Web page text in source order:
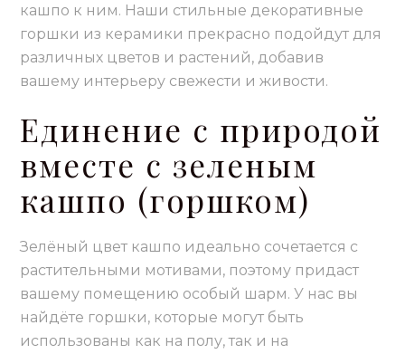
кашпо к ним. Наши стильные декоративные
горшки из керамики прекрасно подойдут для
различных цветов и растений, добавив
вашему интерьеру свежести и живости.
Единение с природой
вместе с зеленым
кашпо (горшком)
Зелёный цвет кашпо идеально сочетается с
растительными мотивами, поэтому придаст
вашему помещению особый шарм. У нас вы
найдёте горшки, которые могут быть
использованы как на полу, так и на